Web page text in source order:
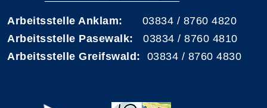
Arbeitsstelle Anklam: 03834 / 8760 4820
Arbeitsstelle Pasewalk: 03834 / 8760 4810
Arbeitsstelle Greifswald: 03834 / 8760 4830